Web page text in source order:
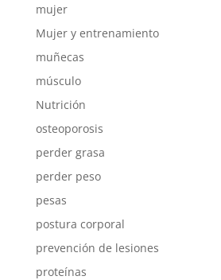
mujer
Mujer y entrenamiento
muñecas
músculo
Nutrición
osteoporosis
perder grasa
perder peso
pesas
postura corporal
prevención de lesiones
proteínas